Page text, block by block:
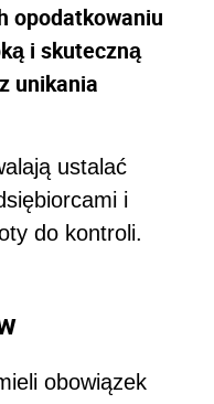
opodatkowaniu
i skuteczną
unikania
ustalać
i
do kontroli.
obowiązek